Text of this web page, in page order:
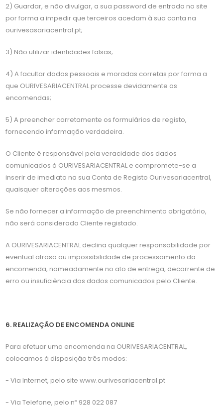
2) Guardar, e não divulgar, a sua password de entrada no site
por forma a impedir que terceiros acedam à sua conta na
ourivesasariacentral.pt;
3) Não utilizar identidades falsas;
4) A facultar dados pessoais e moradas corretas por forma a
que OURIVESARIACENTRAL processe devidamente as
encomendas;
5) A preencher corretamente os formulários de registo,
fornecendo informação verdadeira.
O Cliente é responsável pela veracidade dos dados
comunicados à OURIVESARIACENTRAL e compromete-se a
inserir de imediato na sua Conta de Registo Ourivesariacentral,
quaisquer alterações aos mesmos.
Se não fornecer a informação de preenchimento obrigatório,
não será considerado Cliente registado.
A OURIVESARIACENTRAL declina qualquer responsabilidade por
eventual atraso ou impossibilidade de processamento da
encomenda, nomeadamente no ato de entrega, decorrente de
erro ou insuficiência dos dados comunicados pelo Cliente.
6. REALIZAÇÃO DE ENCOMENDA ONLINE
Para efetuar uma encomenda na OURIVESARIACENTRAL,
colocamos à disposição três modos:
- Via Internet, pelo site www.ourivesariacentral.pt
- Via Telefone, pelo nº 928 022 087